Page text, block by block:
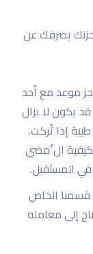
یصرفك عن
موعد مع أحد
قد یكون لا یزال
إذا تُركت.
كیفیة ال ُمضي
المستقبل.
قسمنا الخاص
إلى معاملة